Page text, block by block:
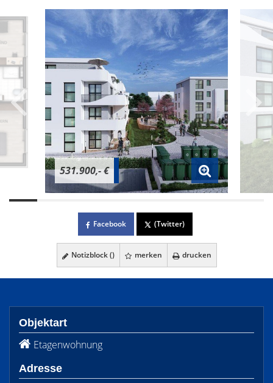
531.900,- €
Facebook (Twitter)
Notizblock () merken drucken
Objektart
Etagenwohnung
Adresse